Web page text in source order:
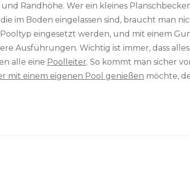
Randhöhe. Wer ein kleines
im Boden eingelassen sind, braucht man
eingesetzt werden, und mit einem
Ausführungen. Wichtig ist immer, dass
alle eine Poolleiter. So kommt man sicher
mit einem eigenen Pool genießen möchte,